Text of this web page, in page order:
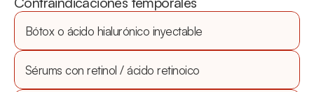
Bótox o ácido hialurónico inyectable
Sérums con retinol / ácido retinoico